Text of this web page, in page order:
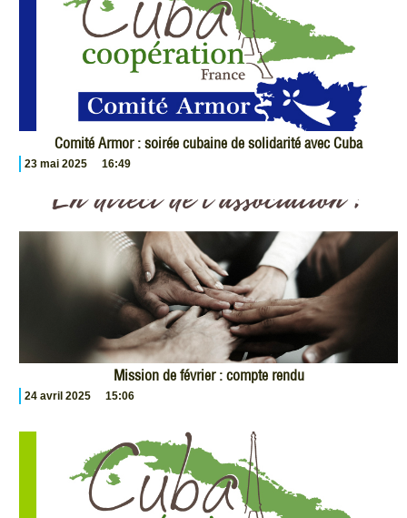
Comité Armor : soirée cubaine de solidarité avec Cuba
23 mai 2025 16:49
Mission de février : compte rendu
24 avril 2025 15:06